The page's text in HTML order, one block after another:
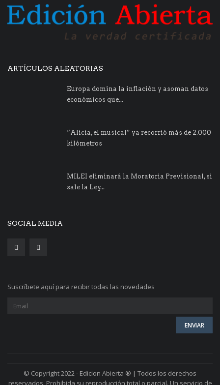
ARTÍCULOS ALEATORIAS
Europa domina la inflación y asoman datos
económicos que...
“Alicia, el musical” ya recorrió más de 2.000
kilómetros
MILEI eliminará la Moratoria Previsional, si
sale la Ley...
SOCIAL MEDIA
Suscríbete aquí para recibir todas las novedades
© Copyright 2022 - Edicion Abierta ® | Todos los derechos
reservados. Prohibida su reproducción total o parcial. Un servicio de